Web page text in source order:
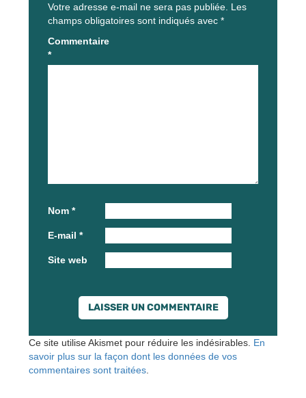
Votre adresse e-mail ne sera pas publiée. Les
champs obligatoires sont indiqués avec *
Commentaire
*
Nom *
E-mail *
Site web
Ce site utilise Akismet pour réduire les indésirables. En
savoir plus sur la façon dont les données de vos
commentaires sont traitées